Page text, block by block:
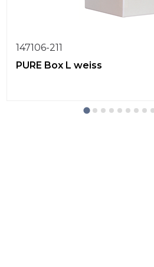
147106-211
PURE Box L weiss